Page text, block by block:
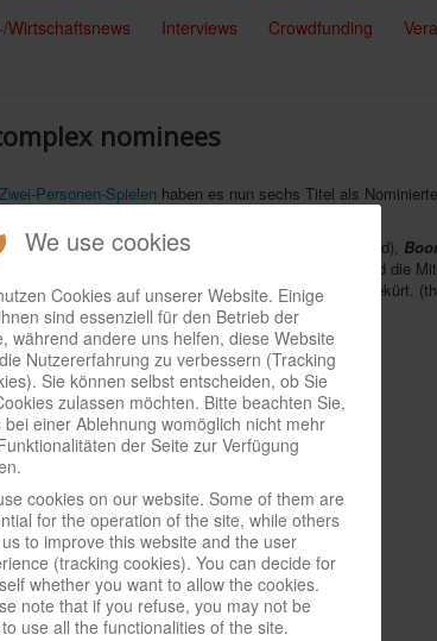
Wirtschaftsnews Interviews Crowdfunding
nominees
Personen-Spielen haben es nun sechs Titel als
Kosmos),Arche Novavon (Feuerland),
und
(Giant Roc). Jetzt sind die
Die Sieger werden jedoch erst Anfang 2023 gekürt.
We use cookies
Cookies auf unserer Website. Einige
sind essenziell für den Betrieb der
während andere uns helfen, diese Website
Nutzererfahrung zu verbessern (Tracking
Sie können selbst entscheiden, ob Sie
zulassen möchten. Bitte beachten Sie,
bei einer Ablehnung womöglich nicht mehr
der Seite zur Verfügung
cookies on our website. Some of them are
for the operation of the site, while others
to improve this website and the user
(tracking cookies). You can decide for
whether you want to allow the cookies.
note that if you refuse, you may not be
use all the functionalities of the site.